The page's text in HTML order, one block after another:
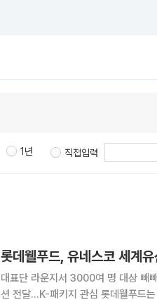
1년 직접입력
롯데웰푸드, 유네스코 세계
대표단 라운지서 3000여 명 대상 빼
션 전달…K-패키지 관심 롯데웰푸드는 지난달 19일부터 29일까지 부산 벡스코에서 열린 제48차